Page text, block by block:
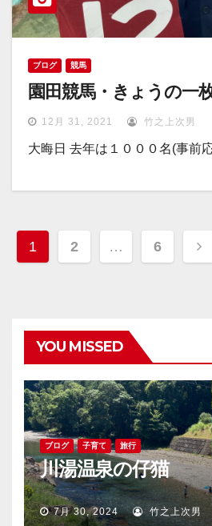
ブログ 競馬
園田競馬・きょうの一
12月 31, 2021 竹之上次男
大晦日 去年は１０００名(事前
投
ビ
ゲ
ー
シ
ョ
ン
1 2 … 6
YOU MISSED
ブログ 子育て 旅行
川湯温泉の仔猫
7月 30, 2024 竹之上次男